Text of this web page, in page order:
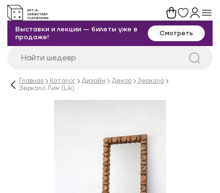
Выставки и лекции — билеты уже в
продаже!
Смотреть
Главная Каталог Дизайн Декор
Зеркала
Зеркало Лик (Lik)